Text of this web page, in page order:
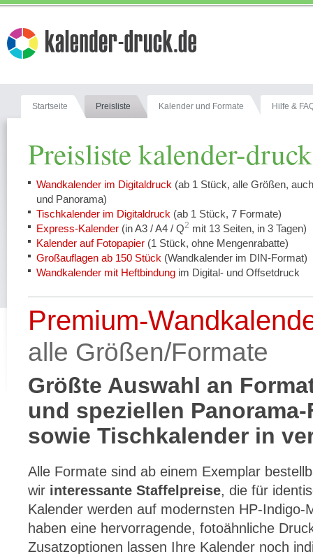
Startseite Preisliste Kalender und Formate Hilfe &
Preisliste kalender-
Wandkalender im Digitaldruck (ab 1 Stück, alle Größen,
und Panorama)
Tischkalender im Digitaldruck (ab 1 Stück, 7 Formate)
Express-Kalender (in A3 / A4 / Q2 mit 13 Seiten, in 3 Tagen)
Kalender auf Fotopapier (1 Stück, ohne Mengenrabatte)
Großauflagen ab 150 Stück (Wandkalender im DIN-Format)
Wandkalender mit Heftbindung im Digital- und Offsetdruck
Premium-
alle Größen/Formate
Größte Auswahl an
und speziellen
sowie Tischkalender in
Alle Formate sind ab einem Exemplar
wir interessante Staffelpreise, die für
Kalender werden auf modernsten HP-Indigo-
haben eine hervorragende, fotoähnliche
Zusatzoptionen lassen Ihre Kalender noch